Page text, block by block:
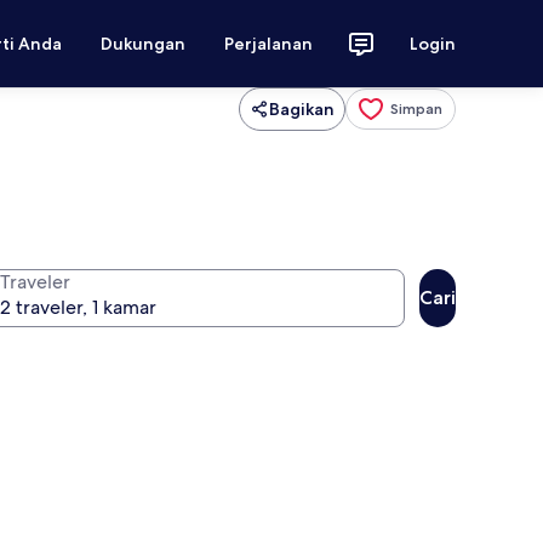
Anda Dukungan Perjalanan Login
Bagikan Simpan
Traveler
Cari